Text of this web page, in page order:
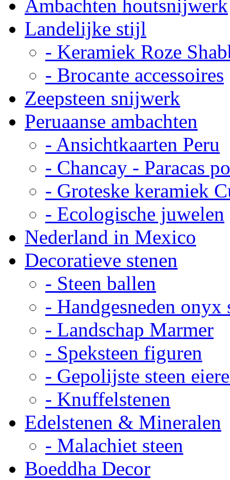
Ambachten houtsnijwerk
Landelijke stijl
- Keramiek Roze
- Brocante accessoires
Zeepsteen snijwerk
Peruaanse ambachten
- Ansichtkaarten Peru
- Chancay - Paracas
- Groteske keramiek
- Ecologische juwelen
Nederland in Mexico
Decoratieve stenen
- Steen ballen
- Handgesneden onyx
- Landschap Marmer
- Speksteen figuren
- Gepolijste steen
- Knuffelstenen
Edelstenen & Mineralen
- Malachiet steen
Boeddha Decor